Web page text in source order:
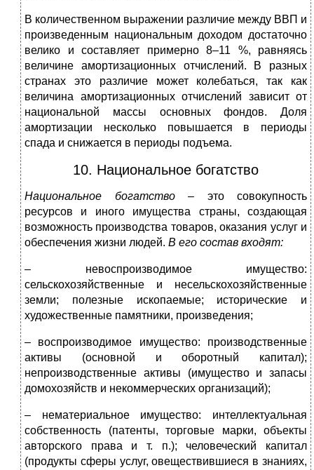
В количественном выражении различие между ВВП и
произведенным национальным доходом достаточно
велико и составляет примерно 8–11 %, равняясь
величине амортизационных отчислений. В разных
странах это различие может колебаться, так как
величина амортизационных отчислений зависит от
национальной массы основных фондов. Доля
амортизации несколько повышается в периоды
спада и снижается в периоды подъема.
10. Национальное богатство
Национальное богатство– это совокупность
ресурсов и иного имущества страны, создающая
возможность производства товаров, оказания услуг и
обеспечения жизни людей. В его состав входят:
– невоспроизводимое имущество:
сельскохозяйственные и несельскохозяйственные
земли; полезные ископаемые; исторические и
художественные памятники, произведения;
– воспроизводимое имущество: производственные
активы (основной и оборотный капитал);
непроизводственные активы (имущество и запасы
домохозяйств и некоммерческих организаций);
– нематериальное имущество: интеллектуальная
собственность (патенты, торговые марки, объекты
авторского права и т. п.); человеческий капитал
(продукты сферы услуг, овеществившиеся в знаниях,